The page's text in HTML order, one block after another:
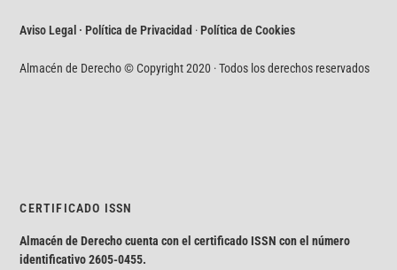
Aviso Legal · Política de Privacidad ·Política de Cookies
Almacén de Derecho © Copyright 2020 · Todos los derechos reservados
CERTIFICADO ISSN
Almacén de Derecho cuenta con el certificado ISSN con el número
identificativo2605-0455.